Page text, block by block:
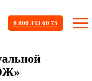
8 800 333 60 75